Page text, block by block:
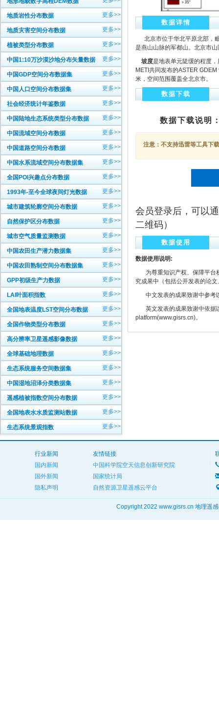
地质岩性分布数据 更多>>
地质灾害空间分布数据 更多>>
植被类型分布数据 更多>>
中国1:10万沙漠沙地分布矢量数据 更多>>
中国GDP空间分布数据集 更多>>
中国人口空间分布数据集 更多>>
社会经济统计年鉴数据 更多>>
中国陆地生态系统类型分布数据 更多>>
中国流域空间分布数据 更多>>
中国道路空间分布数据 更多>>
中国水系流域空间分布数据集 更多>>
全国POI兴趣点分布数据 更多>>
1993年-至今全球夜间灯光数据 更多>>
城市建筑轮廓空间分布数据 更多>>
自然保护区分布数据 更多>>
城市空气质量监测数据 更多>>
中国农田生产潜力数据集 更多>>
中国农田熟制空间分布数据集 更多>>
GPP初级生产力数据 更多>>
LAI叶面积指数 更多>>
全国地表温度LST空间分布数据 更多>>
全国作物类型分布数据 更多>>
高分辨率卫星遥感影像数据 更多>>
全球基础地理数据 更多>>
生态系统服务空间数据集 更多>>
中国湿地沼泽分类数据集 更多>>
遥感植被指数空间分布数据 更多>>
全国地表水水质监测站数据 更多>>
生态系统景观指数 更多>>
数据详情
北京市位于华北平原北部，
是燕山山脉的军都山。北京市
坡度是地表单元陡缓的程度
METI共同发布的ASTER
米，空间范围覆盖全北京市。
数据下载
数据下载说明
注意：不支持迅雷等工具下
会员登录后，可以
二维码）
数据使用
数据使用说明:
为尊重知识产权、保障平台
究成果中（包括公开发表的论
中文发表的成果致谢中参考
英文发表的成果致谢中依据
platform(www.gisrs.cn)。
行业新闻
国内新闻
国外新闻
隐私声明
友情链接
中国科学院空天信息创新研究院
国家统计局
自然资源卫星遥感云平台
Copyright 2022 www.gisrs.cn 地理遥